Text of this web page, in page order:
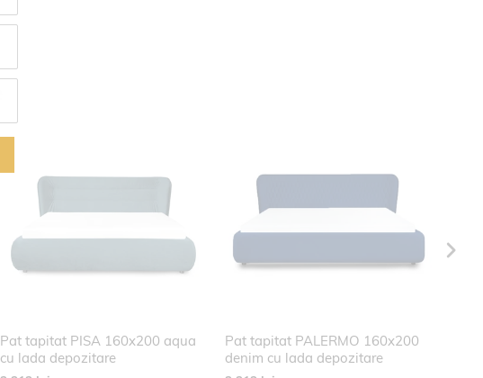
Pat tapitat PISA 160x200 aqua
cu lada depozitare
Pat tapitat PALERMO 160x200
denim cu lada depozitare